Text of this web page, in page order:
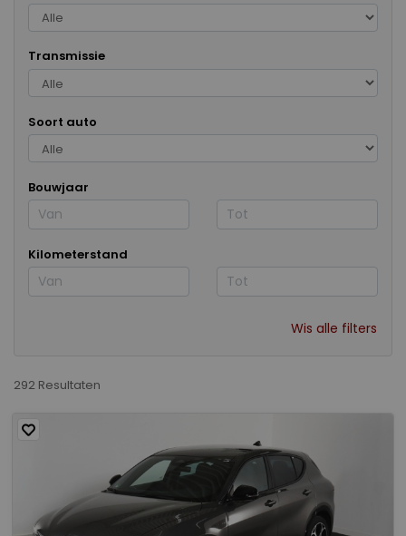
Transmissie
Soort auto
Bouwjaar
Kilometerstand
Wis alle filters
292 Resultaten